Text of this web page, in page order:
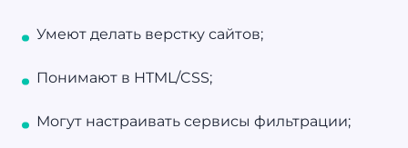
Умеют делать верстку сайтов;
Понимают в HTML/CSS;
Могут настраивать сервисы фильтрации;